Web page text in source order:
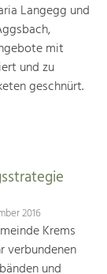
Langegg und
mit
und zu
geschnürt.
2016
Krems
verbundenen
und